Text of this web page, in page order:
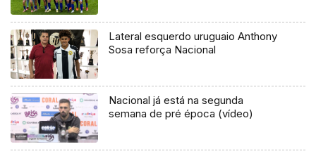
Lateral esquerdo uruguaio Anthony
Sosa reforça Nacional
Nacional já está na segunda
semana de pré época (vídeo)